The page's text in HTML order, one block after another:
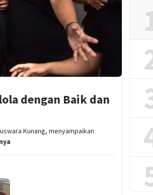
dengan Baik dan
Kunang, menyampaikan